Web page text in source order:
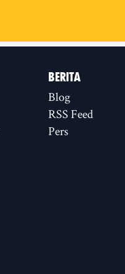
BERITA
Blog
RSS Feed
Pers